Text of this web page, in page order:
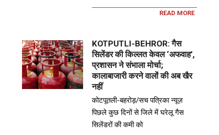
READ MORE
KOTPUTLI-BEHROR: गैस
सिलेंडर की किल्लत केवल ‘अफवाह’,
प्रशासन ने संभाला मोर्चा;
कालाबाजारी करने वालों की अब खैर
नहीं
कोटपूतली-बहरोड़/सच पत्रिका न्यूज़
पिछले कुछ दिनों से जिले में घरेलू गैस
सिलेंडरों की कमी को